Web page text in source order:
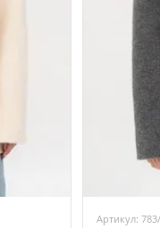
Артикул: